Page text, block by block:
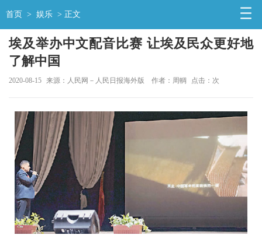
首页 > 娱乐 > 正文
埃及举办中文配音比赛 让埃及民众更好地
了解中国
2020-08-15 来源：人民网－人民日报海外版 作者：周輖 点击： 次